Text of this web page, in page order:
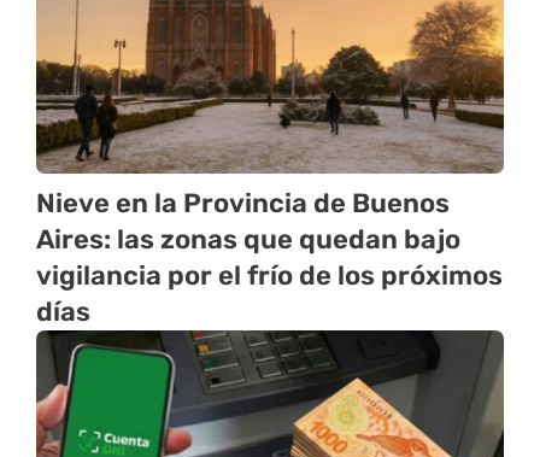
Nieve en la Provincia de Buenos
Aires: las zonas que quedan bajo
vigilancia por el frío de los próximos
días